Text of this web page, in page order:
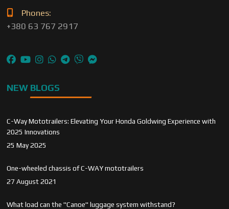
Phones:
+380 63 767 2917
NEW BLOGS
C-Way Mototrailers: Elevating Your Honda Goldwing Experience with
2025 Innovations
25 May 2025
One-wheeled chassis of C-WAY mototrailers
27 August 2021
What load can the "Canoe" luggage system withstand?